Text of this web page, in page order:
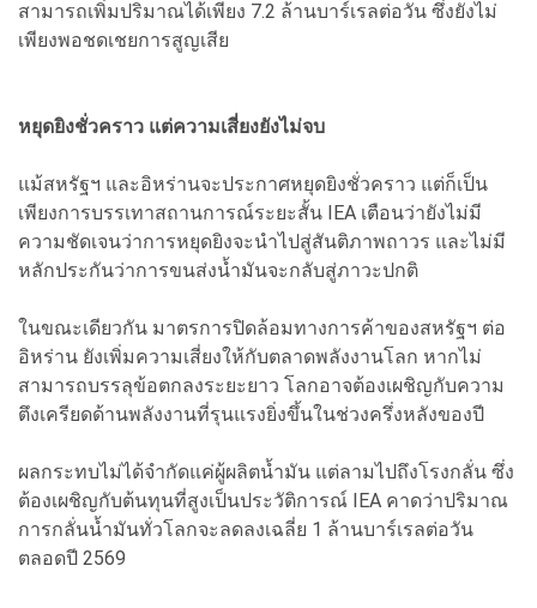
สามารถเพิ่มปริมาณได้เพียง 7.2 ล้านบาร์เรลต่อวัน ซึ่งยังไม่
เพียงพอชดเชยการสูญเสีย
หยุดยิงชั่วคราว แต่ความเสี่ยงยังไม่จบ
แม้สหรัฐฯ และอิหร่านจะประกาศหยุดยิงชั่วคราว แต่ก็เป็น
เพียงการบรรเทาสถานการณ์ระยะสั้น IEA เตือนว่ายังไม่มี
ความชัดเจนว่าการหยุดยิงจะนำไปสู่สันติภาพถาวร และไม่มี
หลักประกันว่าการขนส่งน้ำมันจะกลับสู่ภาวะปกติ
ในขณะเดียวกัน มาตรการปิดล้อมทางการค้าของสหรัฐฯ ต่อ
อิหร่าน ยังเพิ่มความเสี่ยงให้กับตลาดพลังงานโลก หากไม่
สามารถบรรลุข้อตกลงระยะยาว โลกอาจต้องเผชิญกับความ
ตึงเครียดด้านพลังงานที่รุนแรงยิ่งขึ้นในช่วงครึ่งหลังของปี
ผลกระทบไม่ได้จำกัดแค่ผู้ผลิตน้ำมัน แต่ลามไปถึงโรงกลั่น ซึ่ง
ต้องเผชิญกับต้นทุนที่สูงเป็นประวัติการณ์ IEA คาดว่าปริมาณ
การกลั่นน้ำมันทั่วโลกจะลดลงเฉลี่ย 1 ล้านบาร์เรลต่อวัน
ตลอดปี 2569